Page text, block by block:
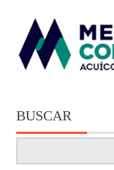
BUSCAR